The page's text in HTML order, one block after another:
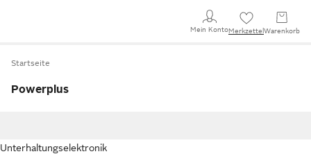
Mein KontoMerkzettel Warenkorb
Startseite
Powerplus
Unterhaltungselektronik